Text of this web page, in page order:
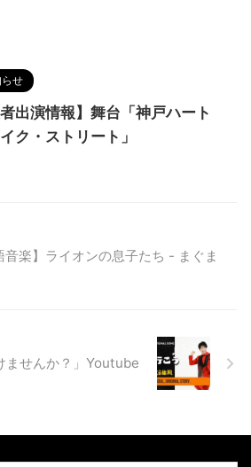
せ
者出演情報】舞台「神戸ハート
ク・ストリート」
音楽】ライオンの息子たち - まぐま
ませんか？」Youtube